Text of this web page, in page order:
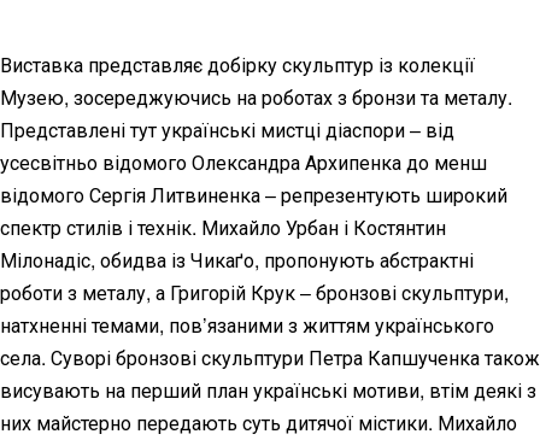
Виставка представляє добірку скульптур із колекції
Музею, зосереджуючись на роботах з бронзи та металу.
Представлені тут українські мистці діаспори – від
усесвітньо відомого Олександра Архипенка до менш
відомого Сергія Литвиненка – репрезентують широкий
спектр стилів і технік. Михайло Урбан і Костянтин
Мілонадіс, обидва із Чикаґо, пропонують абстрактні
роботи з металу, а Григорій Крук – бронзові скульптури,
натхненні темами, пов’язаними з життям українського
села. Суворі бронзові скульптури Петра Капшученка також
висувають на перший план українські мотиви, втім деякі з
них майстерно передають суть дитячої містики. Михайло